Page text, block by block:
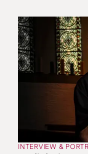
bitte lasst mich
alles, was in den
Reise nach innen,
eigenen seelischen
Aber das hängt
Das stimmt, eine
der Impuls ging von
konnte er mit dem
Metastasio, nichts
übrigens auch so
andere Libretti, und
Calzabigi zu finden.
INTERVIEW &